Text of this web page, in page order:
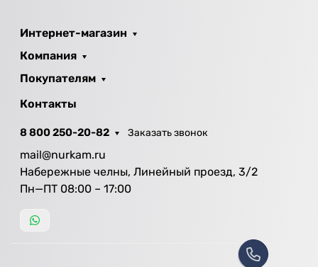
Интернет-магазин
Компания
Покупателям
Контакты
8 800 250-20-82 Заказать звонок
mail@nurkam.ru
Набережные челны, Линейный проезд, 3/2
Пн—ПТ 08:00 – 17:00